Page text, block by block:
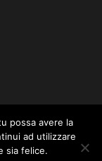
Factory
possa avere la
ad utilizzare
sia felice.